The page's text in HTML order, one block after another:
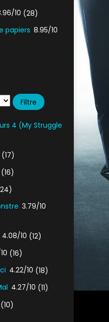
10 (28)
papiers 8.95/10
4 (My Struggle
(17)
(16)
3.79/10
4.08/10 (12)
(16)
4.22/10 (18)
4.27/10 (11)
(10)